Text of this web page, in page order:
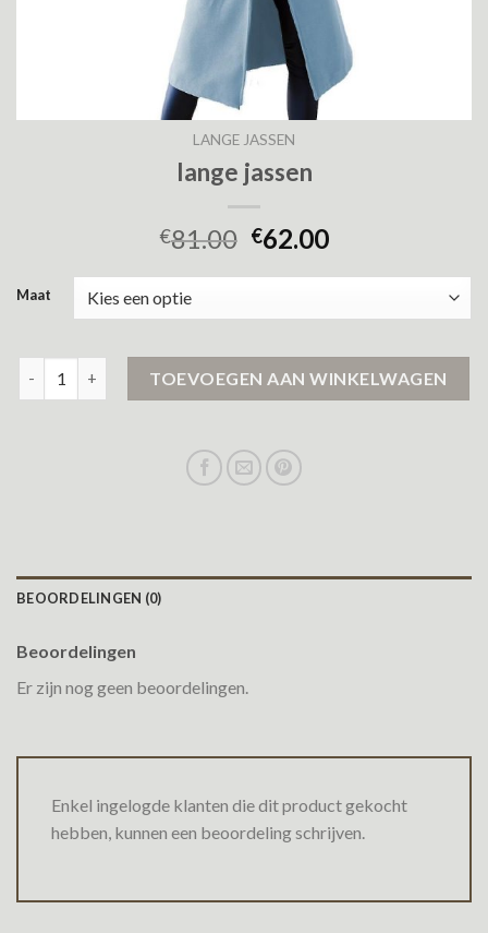
LANGE JASSEN
lange jassen
€81.00 €62.00
Maat
TOEVOEGEN AAN WINKELWAGEN
BEOORDELINGEN (0)
Beoordelingen
Er zijn nog geen beoordelingen.
Enkel ingelogde klanten die dit product gekocht
hebben, kunnen een beoordeling schrijven.